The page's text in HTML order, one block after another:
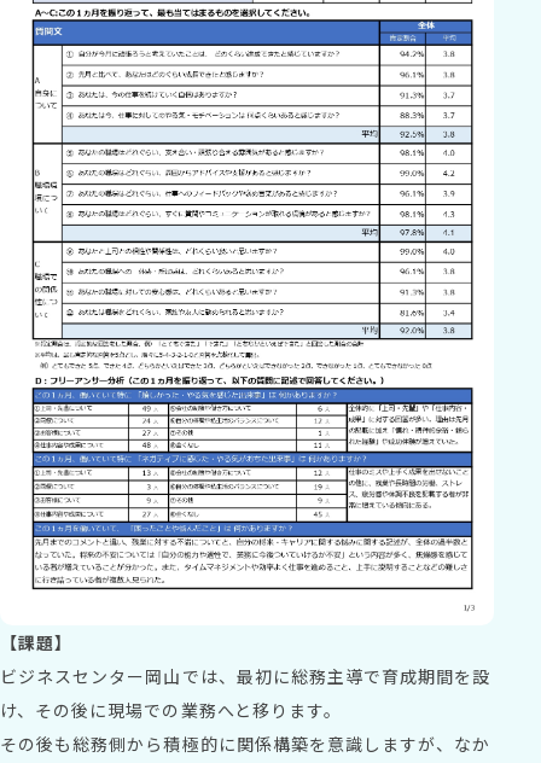
【課題】
ビジネスセンター岡山では、最初に総務主導で育成期間を設
け、その後に現場での業務へと移ります。
その後も総務側から積極的に関係構築を意識しますが、なか